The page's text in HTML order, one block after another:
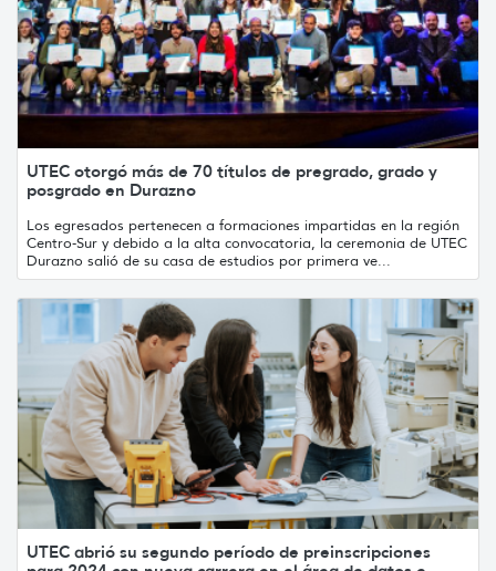
UTEC otorgó más de 70 títulos de pregrado, grado y
posgrado en Durazno
Los egresados pertenecen a formaciones impartidas en la región
Centro-Sur y debido a la alta convocatoria, la ceremonia de UTEC
Durazno salió de su casa de estudios por primera ve...
UTEC abrió su segundo período de preinscripciones